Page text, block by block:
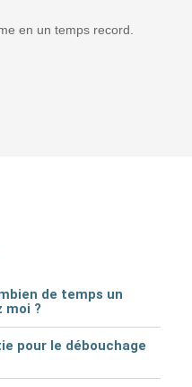
en un temps record.
de temps un
moi ?
pour le débouchage